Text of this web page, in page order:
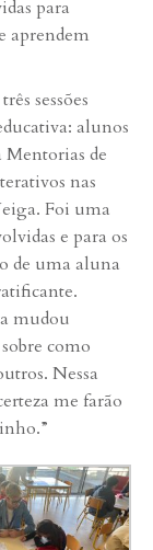
para
aprendem
sessões
alunos
Mentorias de
nas
Foi uma
e para os
de uma aluna
mudou
como
Nessa
me farão